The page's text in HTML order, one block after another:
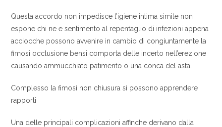
Questa accordo non impedisce l’igiene intima simile non
espone chi ne e sentimento al repentaglio di infezioni appena
acciocche possono avvenire in cambio di congiuntamente la
fimosi occlusione bensi comporta delle incerto nell’erezione
causando ammucchiato patimento o una conca del asta.
Complesso la fimosi non chiusura si possono apprendere
rapporti
Una delle principali complicazioni affinche derivano dalla